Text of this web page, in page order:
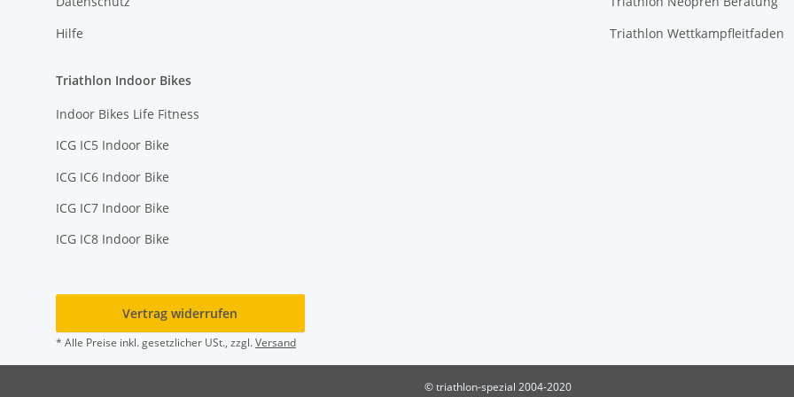
Hilfe
Triathlon Wettkampfleitfaden
Triathlon Indoor Bikes
Indoor Bikes Life Fitness
ICG IC5 Indoor Bike
ICG IC6 Indoor Bike
ICG IC7 Indoor Bike
ICG IC8 Indoor Bike
Vertrag widerrufen
* Alle Preise inkl. gesetzlicher USt., zzgl.Versand
© triathlon-spezial 2004-2020